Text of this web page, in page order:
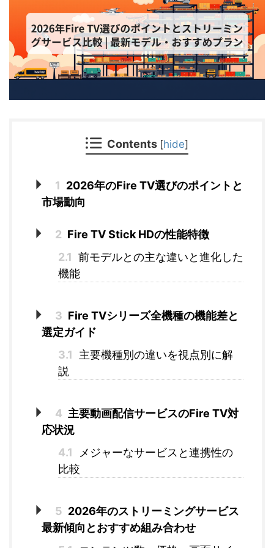
Contents [hide]
1 2026年のFire TV選びのポイントと
市場動向
2 Fire TV Stick HDの性能特徴
2.1 前モデルとの主な違いと進化した
機能
3 Fire TVシリーズ全機種の機能差と
選定ガイド
3.1
主要機種別の違いを視点別に解
説
4 主要動画配信サービスのFire TV対
応状況
4.1
メジャーなサービスと連携性の
比較
5 2026年のストリーミングサービス
最新傾向とおすすめ組み合わせ